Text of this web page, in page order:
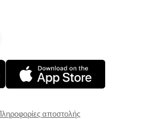
αποστολής